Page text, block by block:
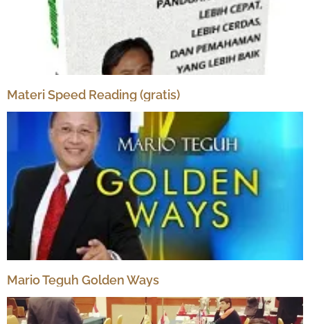
Materi Speed Reading (gratis)
Mario Teguh Golden Ways